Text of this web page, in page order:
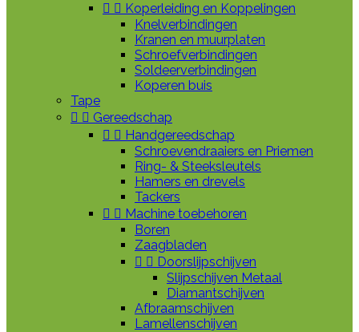
  Koperleiding en Koppelingen
Knelverbindingen
Kranen en muurplaten
Schroefverbindingen
Soldeerverbindingen
Koperen buis
Tape
  Gereedschap
  Handgereedschap
Schroevendraaiers en Priemen
Ring- & Steeksleutels
Hamers en drevels
Tackers
  Machine toebehoren
Boren
Zaagbladen
  Doorslijpschijven
Slijpschijven Metaal
Diamantschijven
Afbraamschijven
Lamellenschijven